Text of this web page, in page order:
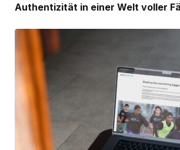
Authentizität in einer Welt voller